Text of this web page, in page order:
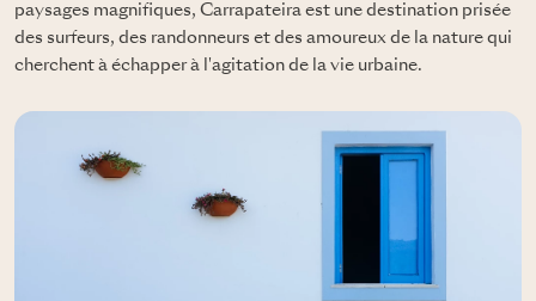
paysages magnifiques, Carrapateira est une destination prisée
des surfeurs, des randonneurs et des amoureux de la nature qui
cherchent à échapper à l'agitation de la vie urbaine.